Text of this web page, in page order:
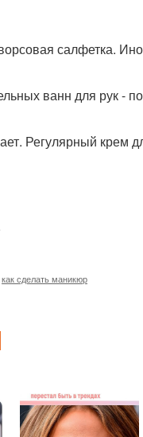
салфетка.
ванн для рук -
Регулярный крем
как сделать маникюр